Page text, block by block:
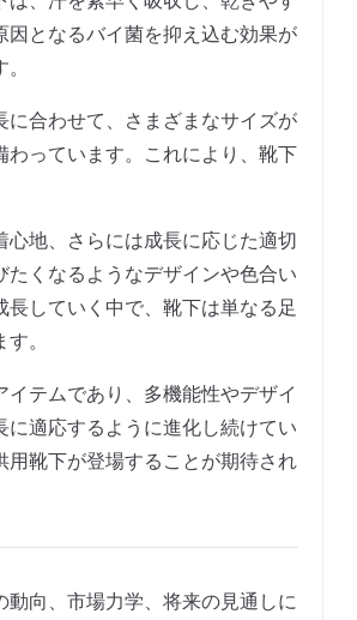
となるバイ菌を抑え込む効果が
合わせて、さまざまなサイズが
っています。これにより、靴下
地、さらには成長に応じた適切
くなるようなデザインや色合い
していく中で、靴下は単なる足
。
テムであり、多機能性やデザイ
適応するように進化し続けてい
靴下が登場することが期待され
向、市場力学、将来の見通しに